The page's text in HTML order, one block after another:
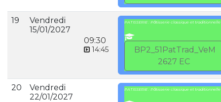
19
Vendredi
15/01/2027
09:30
14:45
PATISSERIE : Pâtisserie classique et traditionnelle
BP2_51PatTrad_VeM
2627 EC
20
Vendredi
22/01/2027
PATISSERIE : Pâtisserie classique et traditionnelle